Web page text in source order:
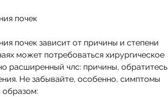
почек
почек зависит от причины и степени
может потребоваться хирургическое
расширенный члс: причины, обратитесь
Не забывайте, особенно, симптомы
образом: